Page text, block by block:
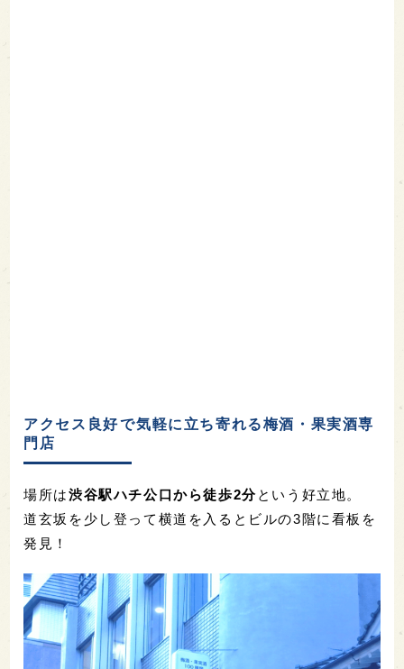
アクセス良好で気軽に立ち寄れる梅酒・果実酒専
門店
場所は渋谷駅ハチ公口から徒歩2分という好立地。
道玄坂を少し登って横道を入るとビルの3階に看板を
発見！